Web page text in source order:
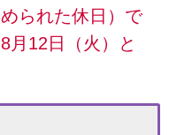
られた休日）で
月12日（火）と